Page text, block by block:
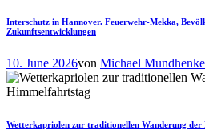
Interschutz in Hannover. Feuerwehr-Mekka,
Zukunftsentwicklungen
10. June 2026von Michael Mundhenke
Wetterkapriolen zur traditionellen Wanderung